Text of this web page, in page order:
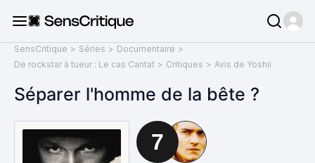
SensCritique > Séries > Documentaire >
De rockstar à tueur : Le cas Cantat > Critiques > Avis de Yoshii
Séparer l'homme de la bête ?
7